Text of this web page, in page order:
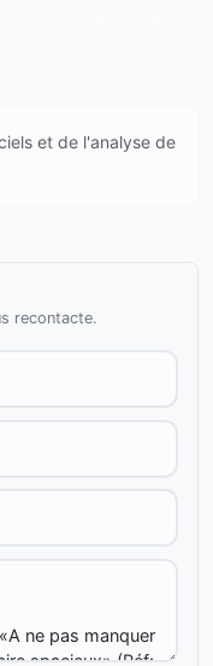
et de l'analyse de
recontacte.